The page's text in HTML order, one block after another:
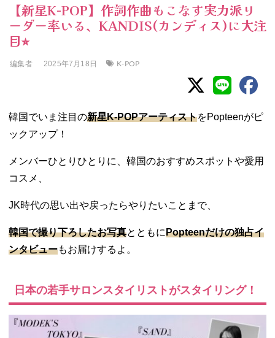
【新星K-POP】作詞作曲もこなす実力派リ
ーダー率いる、KANDIS(カンディス)に大注
目⭐︎
編集者 2025年7月18日 K-POP
韓国でいま注目の新星K-POPアーティストをPopteenがピ
ックアップ！
メンバーひとりひとりに、韓国のおすすめスポットや愛用
コスメ、
JK時代の思い出や戻ったらやりたいことまで、
韓国で撮り下ろしたお写真とともにPopteenだけの独占イ
ンタビューもお届けするよ。
日本の若手サロンスタイリストがスタイリング！